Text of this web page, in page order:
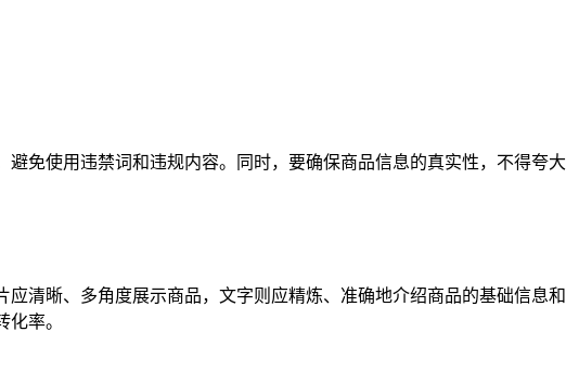
免使用违禁词和违规内容。同时，要确保商品信息的真实性，不得夸大
清晰、多角度展示商品，文字则应精炼、准确地介绍商品的基础信息和
率。